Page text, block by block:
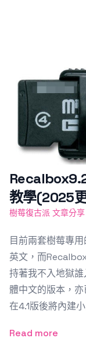
教學(2025
樹莓復古派 文章分享
目前兩套樹莓專
英文，而
持著我不入地獄
體中文的版本，
在4.1版後將內建
Read more